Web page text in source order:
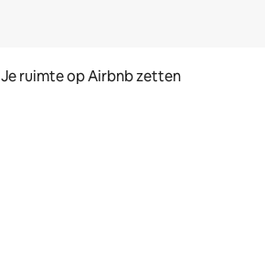
Je ruimte op Airbnb zetten